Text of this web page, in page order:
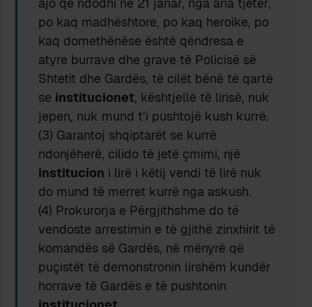
po kaq madhështore, po kaq heroike, po
kaq domethënëse është qëndresa e
atyre burrave dhe grave të Policisë së
Shtetit dhe Gardës, të cilët bënë të qartë
se institucionet, kështjellë të lirisë, nuk
jepen, nuk mund t’i pushtojë kush kurrë.
(3) Garantoj shqiptarët se kurrë
ndonjëherë, cilido të jetë çmimi, një
institucion i lirë i këtij vendi të lirë nuk
do mund të merret kurrë nga askush.
(4) Prokurorja e Përgjithshme do të
vendoste arrestimin e të gjithë zinxhirit të
komandës së Gardës, në mënyrë që
puçistët të demonstronin lirshëm kundër
horrave të Gardës e të pushtonin